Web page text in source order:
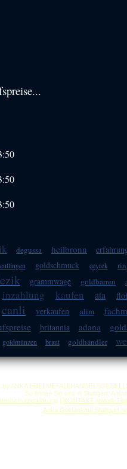
degussa heilbronn
goldschmuck çeyrek
grammwage goldbarren
inzahlung kaufen ata
canli verkaufen alim
britannia adana
goldmünzen braut goldhändler
ANKA
So finden Sie uns in Stuttgart:
| KONTAKT Anwalt-
Anka Goldankauf Stuttgart